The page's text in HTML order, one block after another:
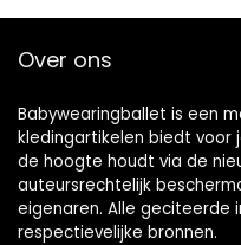
Over ons
Babywearingballet is een
kledingartikelen biedt voor
de hoogte houdt via de
auteursrechtelijk
eigenaren. Alle geciteerde
respectievelijke bronnen.